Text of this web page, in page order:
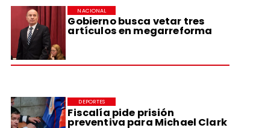
Gobierno busca vetar tres
artículos en megarreforma
NACIONAL
Fiscalía pide prisión
preventiva para Michael Clark
DEPORTES